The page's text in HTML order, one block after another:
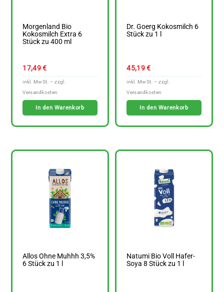
Morgenland Bio
Kokosmilch Extra 6
Stück zu 400 ml
17,49€
In den Warenkorb
Dr. Goerg Kokosmilch 6
Stück zu 1 l
45,19€
In den Warenkorb
Allos Ohne Muhhh 3,5%
6 Stück zu 1 l
Natumi Bio Voll Hafer-
Soya 8 Stück zu 1 l